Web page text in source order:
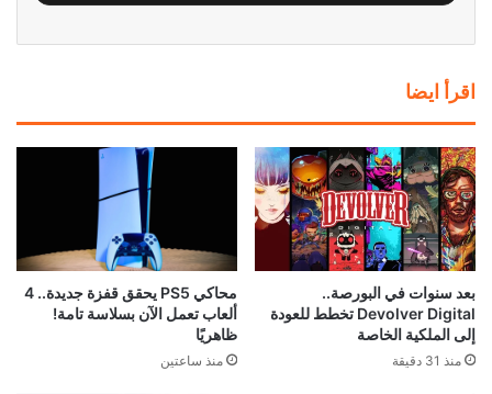
اقرأ ايضا
بعد سنوات في البورصة..
Devolver Digital تخطط للعودة
إلى الملكية الخاصة
منذ 31 دقيقة
محاكي PS5 يحقق قفزة جديدة.. 4
ألعاب تعمل الآن بسلاسة تامة!
ظاهريًا
منذ ساعتين